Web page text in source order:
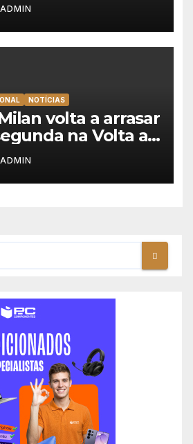
ADMIN
NOTÍCIAS
volta a arrasar
na Volta a
ADMIN